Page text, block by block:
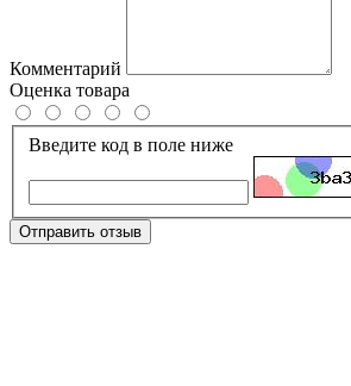
Комментарий
Оценка товара
Введите код в поле ниже
Отправить отзыв